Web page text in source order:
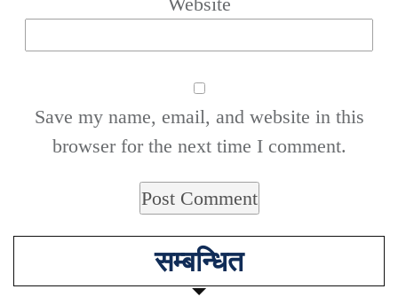
Save my name, email, and website in this
browser for the next time I comment.
सम्बन्धित